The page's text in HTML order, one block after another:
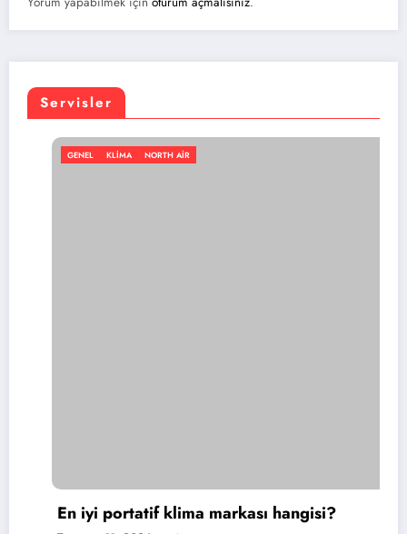
Servisler
NORTH AIR